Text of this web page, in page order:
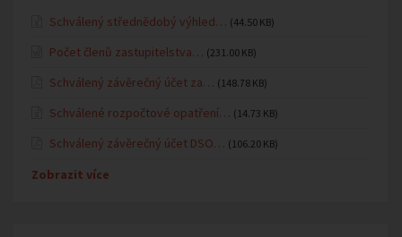
Schválený střednědobý výhled… (44.50 KB)
Počet členů zastupitelstva… (231.00 KB)
Schválený závěrečný účet za… (148.78 KB)
Schválené rozpočtové opatření… (14.73 KB)
Schválený závěrečný účet DSO… (106.20 KB)
Zobrazit více